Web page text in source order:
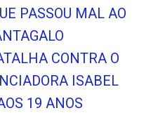
PASSOU MAL AO
CONTRA O
ISABEL
19 ANOS